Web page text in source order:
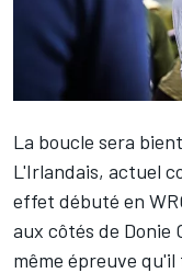
La boucle sera
L'Irlandais, actuel
effet débuté en
aux côtés de Donie
même épreuve